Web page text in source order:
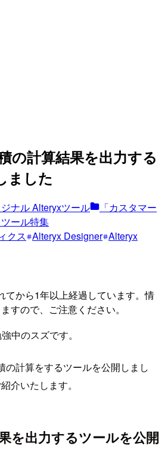
の計算結果を出力する
ました
ナル Alteryxツール
「カスタマー
ール特集
クス Alteryx Designer Alteryx
てから1年以上経過しています。情
すので、ご注意ください。
中のスズです。
の計算をするツールを公開しまし
介いたします。
を出力するツールを公開